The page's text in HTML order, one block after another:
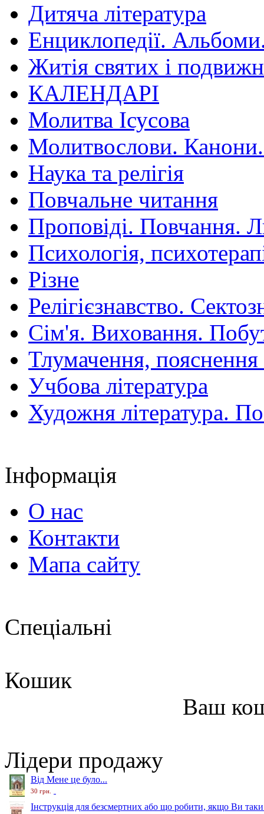
Дитяча література
Енциклопедії.
Житія святих і
КАЛЕНДАРІ
Молитва Ісусова
Молитвослови.
Наука та релігія
Повчальне читання
Проповіді. Повчання.
Психологія,
Різне
Релігієзнавство.
Сім'я. Виховання.
Тлумачення,
Учбова література
Художня література.
Інформація
О нас
Контакти
Мапа сайту
Спеціальні
Кошик
Ваш
Лідери продажу
Від Мене це було...
30 грн.
Інструкція для безсмертних або що робити, якщо Ви